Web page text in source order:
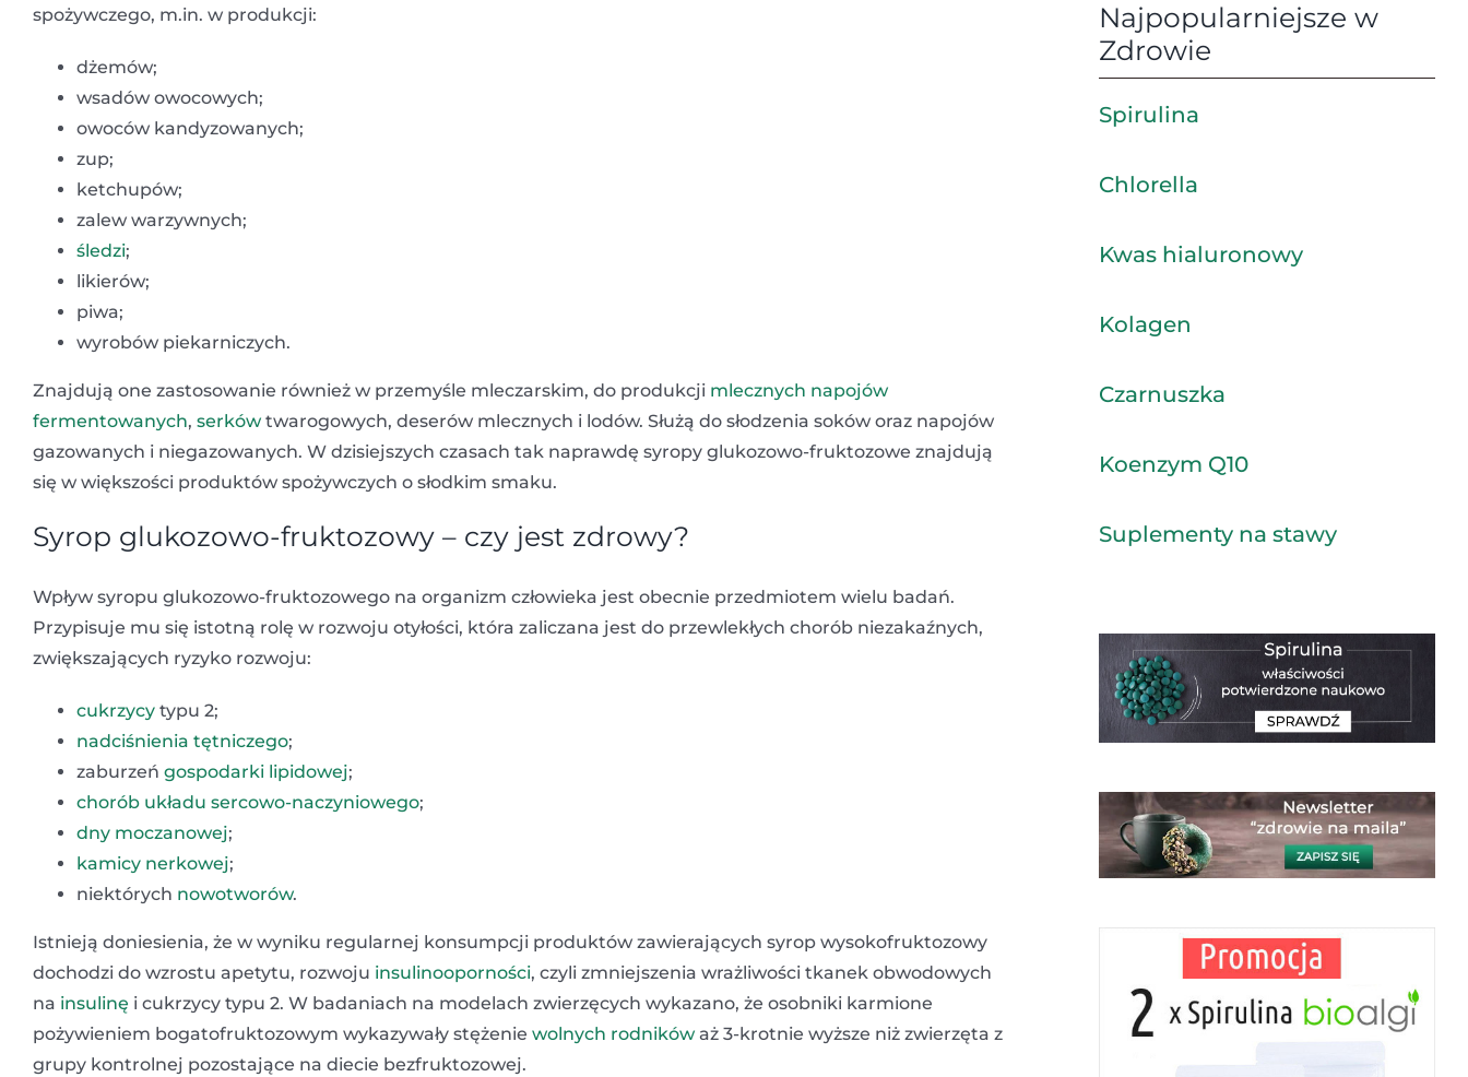
spożywczego, m.in. w produkcji:
dżemów;
wsadów owocowych;
owoców kandyzowanych;
zup;
ketchupów;
zalew warzywnych;
śledzi;
likierów;
piwa;
wyrobów piekarniczych.
Znajdują one zastosowanie również w przemyśle mleczarskim, do produkcji mlecznych napojów
fermentowanych, serków twarogowych, deserów mlecznych i lodów. Służą do słodzenia soków oraz napojów
gazowanych i niegazowanych. W dzisiejszych czasach tak naprawdę syropy glukozowo-fruktozowe znajdują
się w większości produktów spożywczych o słodkim smaku.
Syrop glukozowo-fruktozowy – czy jest zdrowy?
Wpływ syropu glukozowo-fruktozowego na organizm człowieka jest obecnie przedmiotem wielu badań.
Przypisuje mu się istotną rolę w rozwoju otyłości, która zaliczana jest do przewlekłych chorób niezakaźnych,
zwiększających ryzyko rozwoju:
cukrzycy typu 2;
nadciśnienia tętniczego;
zaburzeń gospodarki lipidowej;
chorób układu sercowo-naczyniowego;
dny moczanowej;
kamicy nerkowej;
niektórych nowotworów.
Istnieją doniesienia, że w wyniku regularnej konsumpcji produktów zawierających syrop wysokofruktozowy
dochodzi do wzrostu apetytu, rozwoju insulinooporności, czyli zmniejszenia wrażliwości tkanek obwodowych
na insulinę i cukrzycy typu 2. W badaniach na modelach zwierzęcych wykazano, że osobniki karmione
pożywieniem bogatofruktozowym wykazywały stężenie wolnych rodników aż 3-krotnie wyższe niż zwierzęta z
grupy kontrolnej pozostające na diecie bezfruktozowej.
Najpopularniejsze w
Zdrowie
Spirulina
Chlorella
Kwas hialuronowy
Kolagen
Czarnuszka
Koenzym Q10
Suplementy na stawy